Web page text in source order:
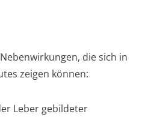
die sich in
zeigen können:
Leber gebildeter